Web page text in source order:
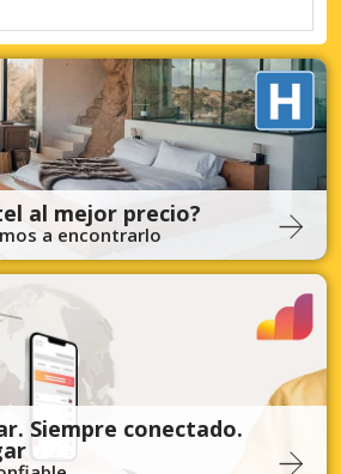
al mejor precio?
a encontrarlo
Siempre conectado.